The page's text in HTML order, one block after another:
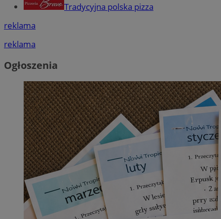
Tradycyjna polska pizza
reklama
reklama
Ogłoszenia